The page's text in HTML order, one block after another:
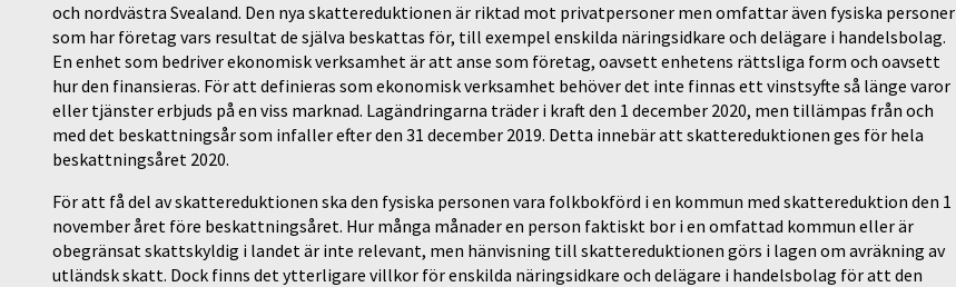
och nordvästra Svealand. Den nya skattereduktionen är riktad mot privatpersoner men omfattar även fysiska personer
som har företag vars resultat de själva beskattas för, till exempel enskilda näringsidkare och delägare i handelsbolag.
En enhet som bedriver ekonomisk verksamhet är att anse som företag, oavsett enhetens rättsliga form och oavsett
hur den finansieras. För att definieras som ekonomisk verksamhet behöver det inte finnas ett vinstsyfte så länge varor
eller tjänster erbjuds på en viss marknad. Lagändringarna träder i kraft den 1 december 2020, men tillämpas från och
med det beskattningsår som infaller efter den 31 december 2019. Detta innebär att skattereduktionen ges för hela
beskattningsåret 2020.
För att få del av skattereduktionen ska den fysiska personen vara folkbokförd i en kommun med skattereduktion den 1
november året före beskattningsåret. Hur många månader en person faktiskt bor i en omfattad kommun eller är
obegränsat skattskyldig i landet är inte relevant, men hänvisning till skattereduktionen görs i lagen om avräkning av
utländsk skatt. Dock finns det ytterligare villkor för enskilda näringsidkare och delägare i handelsbolag för att den